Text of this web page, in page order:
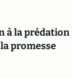
à la prédation
promesse